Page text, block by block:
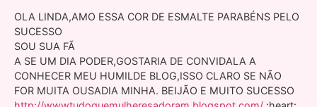
OLA LINDA,AMO ESSA COR DE ESMALTE PARABÉNS PELO
SUCESSO
SOU SUA FÃ
A SE UM DIA PODER,GOSTARIA DE CONVIDALA A
CONHECER MEU HUMILDE BLOG,ISSO CLARO SE NÃO
FOR MUITA OUSADIA MINHA. BEIJÃO E MUITO SUCESSO